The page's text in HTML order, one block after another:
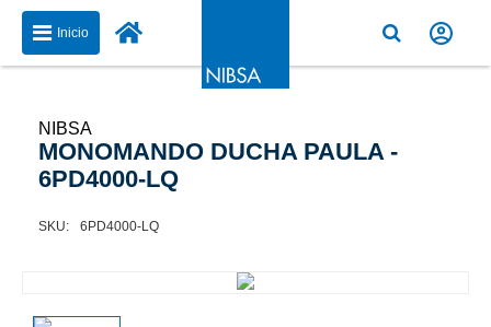
Inicio
NIBSA
MONOMANDO DUCHA PAULA -
6PD4000-LQ
6PD4000-LQ